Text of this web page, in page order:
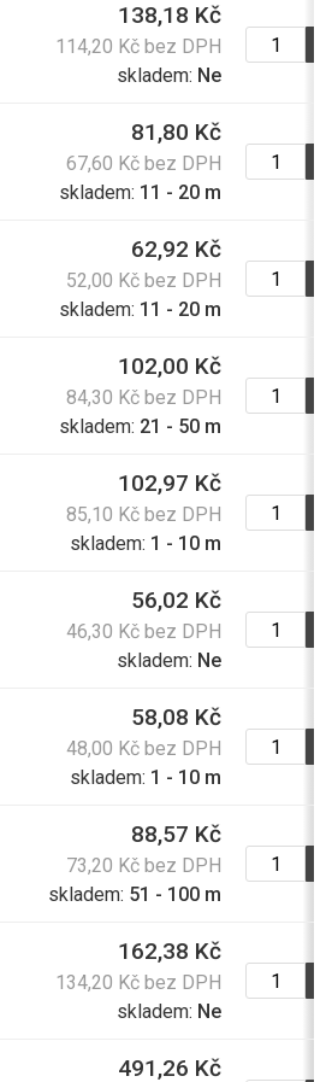
140,40 Kč
169,88 Kč s DPH
207,00 Kč
250,47 Kč s DPH
43,70 Kč
52,88 Kč s DPH
91,60 Kč
110,84 Kč s DPH
164,40 Kč
198,92 Kč s DPH
227,00 Kč
274,67 Kč s DPH
128,30 Kč
155,24 Kč s DPH
288,00 Kč
348,48 Kč s DPH
226,27 Kč s DPH
740,64 Kč s DPH
138,18 Kč
114,20 Kč bez DPH
skladem: Ne
81,80 Kč
67,60 Kč bez DPH
skladem: 11 - 20 m
62,92 Kč
52,00 Kč bez DPH
skladem: 11 - 20 m
102,00 Kč
84,30 Kč bez DPH
skladem: 21 - 50 m
102,97 Kč
85,10 Kč bez DPH
skladem: 1 - 10 m
56,02 Kč
46,30 Kč bez DPH
skladem: Ne
58,08 Kč
48,00 Kč bez DPH
skladem: 1 - 10 m
88,57 Kč
73,20 Kč bez DPH
skladem: 51 - 100 m
162,38 Kč
134,20 Kč bez DPH
skladem: Ne
491,26 Kč